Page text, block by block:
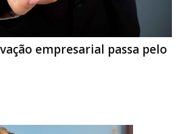
empresarial passa pelo